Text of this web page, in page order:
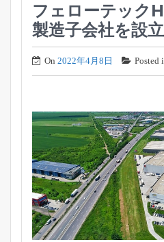
フェローテック
製造子会社を設
On 2022年4月8日 Posted